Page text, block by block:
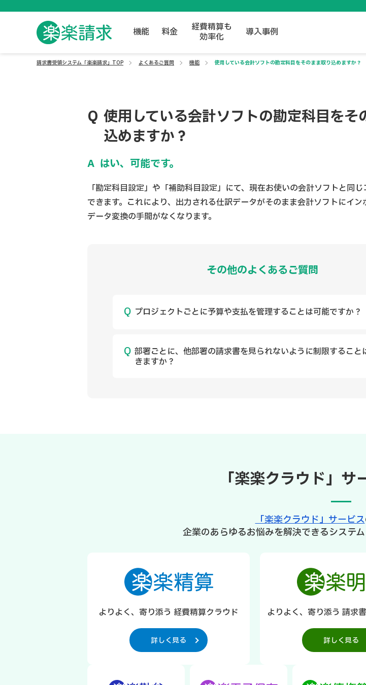
機能 料金
経費精算も
効率化
導入事例
請求書受領システム「楽楽請求」TOP よくあるご質問 機能 使用している会計ソフトの勘定科目をそのまま取り込めますか？
使用している会計ソフトの勘定科目をそ
込めますか？
はい、可能です。
「勘定科目設定」や「補助科目設定」にて、現在お使いの会計ソフトと同
できます。これにより、出力される仕訳データがそのまま会計ソフトにイン
データ変換の手間がなくなります。
その他のよくあるご質問
プロジェクトごとに予算や支払を管理することは可能ですか？
部署ごとに、他部署の請求書を見られないように制限すること
きますか？
「楽楽クラウド」
「楽楽クラウド」サービス
企業のあらゆるお悩みを解決できるシステ
よりよく、寄り添う 経費精算クラウド
詳しく見る
よりよく、寄り添う 請求
詳しく見る